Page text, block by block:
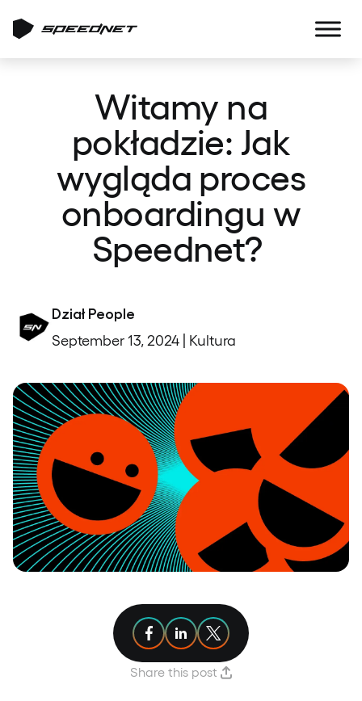
Witamy na
pokładzie: Jak
wygląda proces
onboardingu w
Speednet?
Dział People
September 13, 2024 | Kultura
Share this post
Share article on Facebook
Share article on Linkedin
Share article on X